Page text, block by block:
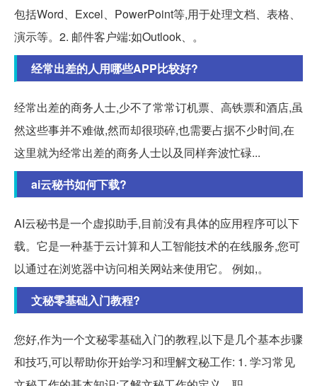
包括Word、Excel、PowerPoint等,用于处理文档、表格、
演示等。2. 邮件客户端:如Outlook、。
经常出差的人用哪些APP比较好?
经常出差的商务人士,少不了常常订机票、高铁票和酒店,虽
然这些事并不难做,然而却很琐碎,也需要占据不少时间,在
这里就为经常出差的商务人士以及同样奔波忙碌...
ai云秘书如何下载?
AI云秘书是一个虚拟助手,目前没有具体的应用程序可以下
载。它是一种基于云计算和人工智能技术的在线服务,您可
以通过在浏览器中访问相关网站来使用它。 例如,。
文秘零基础入门教程?
您好,作为一个文秘零基础入门的教程,以下是几个基本步骤
和技巧,可以帮助你开始学习和理解文秘工作: 1. 学习常见